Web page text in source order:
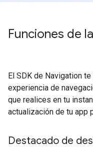
Funciones de
El SDK de Navigation
experiencia de
que realices en tu
actualización de tu app
Destacado de